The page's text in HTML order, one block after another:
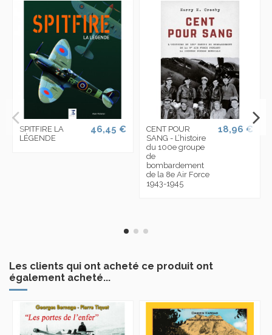
SPITFIRE LA
LÉGENDE
46,45 €
CENT POUR
SANG - L’histoire
du 100e groupe
de
bombardement
de la 8e Air Force
1943-1945
18,96 €
Les clients qui ont acheté ce produit ont
également acheté...